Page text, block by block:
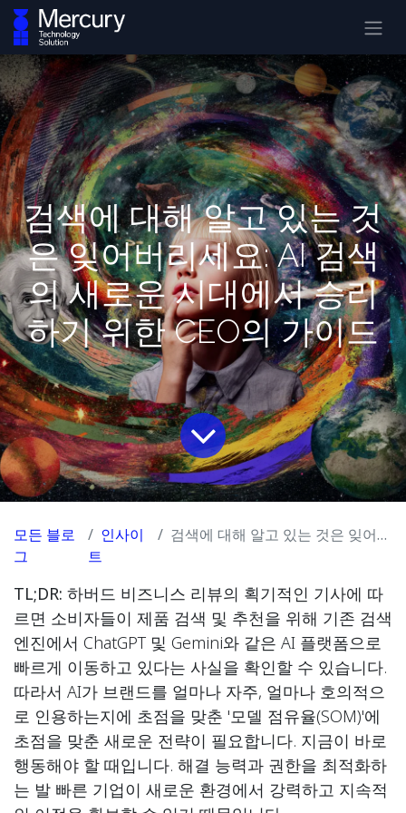
검색에 대해 알고 있는 것
은 잊어버리세요: AI 검색
의 새로운 시대에서 승리
하기 위한 CEO의 가이드
모든 블로
그
인사이
트
검색에 대해 알고 있는 것은 잊어버리세요: AI 검색의 새로운 시대에서 승리하기 위한 CEO의 가이드
TL;DR: 하버드 비즈니스 리뷰의 획기적인 기사에 따
르면 소비자들이 제품 검색 및 추천을 위해 기존 검색
엔진에서 ChatGPT 및 Gemini와 같은 AI 플랫폼으로
빠르게 이동하고 있다는 사실을 확인할 수 있습니다.
따라서 AI가 브랜드를 얼마나 자주, 얼마나 호의적으
로 인용하는지에 초점을 맞춘 '모델 점유율(SOM)'에
초점을 맞춘 새로운 전략이 필요합니다. 지금이 바로
행동해야 할 때입니다. 해결 능력과 권한을 최적화하
는 발 빠른 기업이 새로운 환경에서 강력하고 지속적